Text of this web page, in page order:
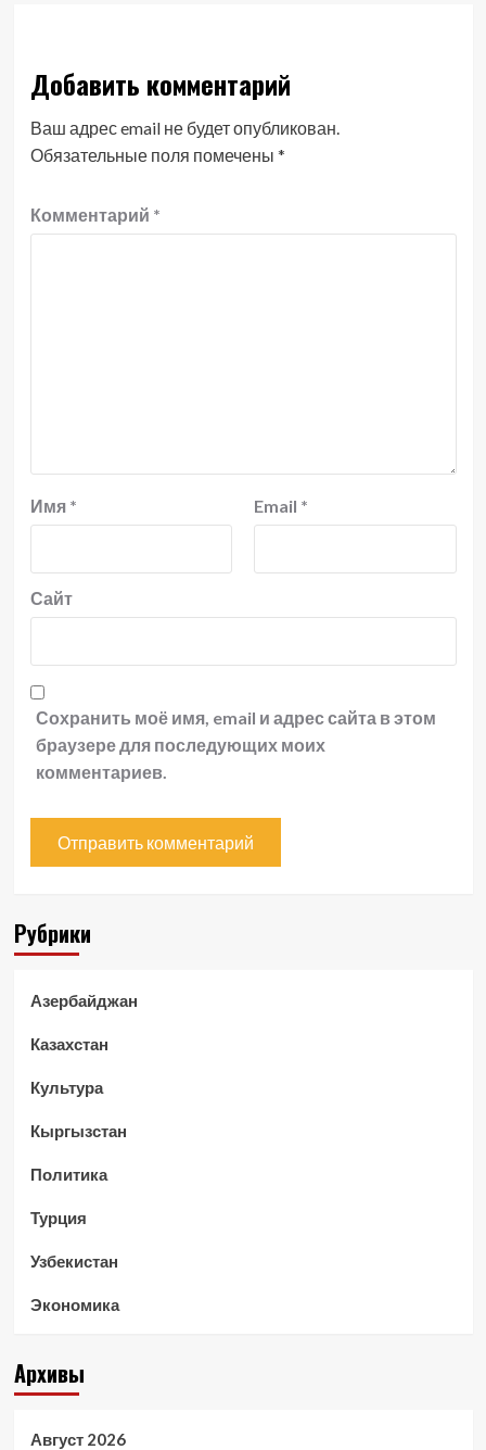
Добавить комментарий
Ваш адрес email не будет опубликован.
Обязательные поля помечены *
Комментарий *
Имя * Email *
Сайт
Сохранить моё имя, email и адрес сайта в этом
браузере для последующих моих
комментариев.
Рубрики
Азербайджан
Казахстан
Культура
Кыргызстан
Политика
Турция
Узбекистан
Экономика
Архивы
Август 2026